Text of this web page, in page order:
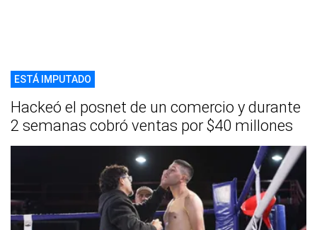
ESTÁ IMPUTADO
Hackeó el posnet de un comercio y durante
2 semanas cobró ventas por $40 millones